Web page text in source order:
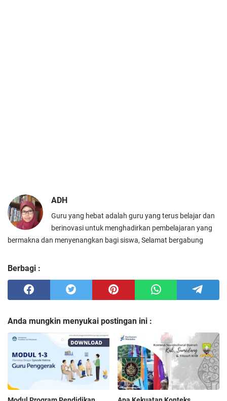
ADH
Guru yang hebat adalah guru yang terus belajar dan
berinovasi untuk menghadirkan pembelajaran yang
bermakna dan menyenangkan bagi siswa, Selamat bergabung
Berbagi :
Anda mungkin menyukai postingan ini :